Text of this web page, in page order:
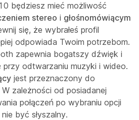
będziesz mieć możliwość
stereo i głośnomówiącym
się, że wybrałeś profil
odpowiada Twoim potrzebom.
zapewnia bogatszy dźwięk i
przy odtwarzaniu muzyki i wideo.
jest przeznaczony do
W zależności od posiadanej
połączeń po wybraniu opcji
być słyszalny.